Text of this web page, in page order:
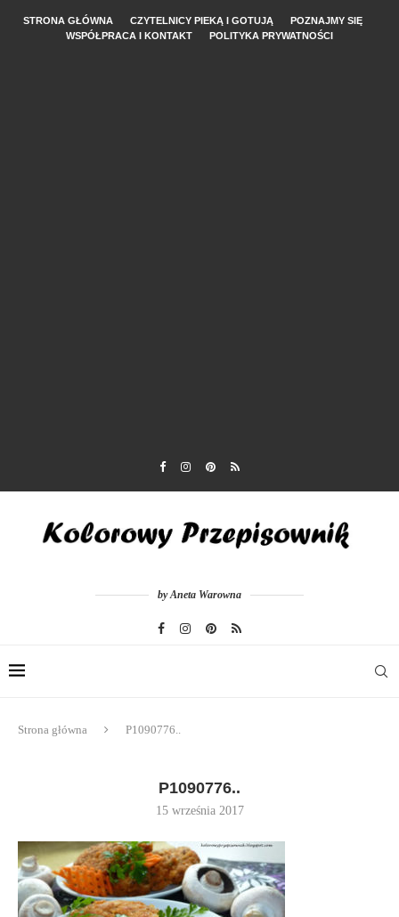
STRONA GŁÓWNA CZYTELNICY PIEKĄ I GOTUJĄ
POZNAJMY SIĘ
WSPÓŁPRACA I KONTAKT
POLITYKA PRYWATNOŚCI
by Aneta Warowna
Strona główna P1090776..
P1090776..
15 września 2017